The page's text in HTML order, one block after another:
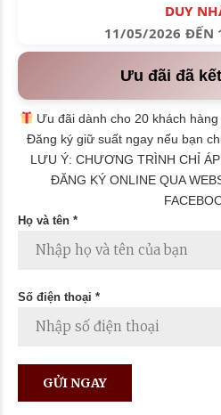
DUY
11/05/2026 ĐẾN
Ưu đãi đã
Ưu đãi dành cho 20 khách
Đăng ký giữ suất ngay nếu bạn
LƯU Ý: CHƯƠNG TRÌNH CHỈ
ĐĂNG KÝ ONLINE QUA
Họ và tên *
Số điện thoại *